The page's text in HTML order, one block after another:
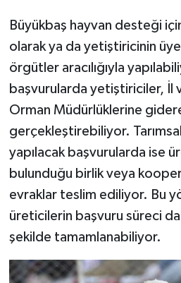
Büyükbaş hayvan desteği
olarak ya da yetiştiricinin
örgütler aracılığıyla
başvurularda yetiştiriciler, İl
Orman Müdürlüklerine
gerçekleştirebiliyor.
yapılacak başvurularda ise
bulunduğu birlik veya
evraklar teslim ediliyor. Bu
üreticilerin başvuru süreci
şekilde tamamlanabiliyor.